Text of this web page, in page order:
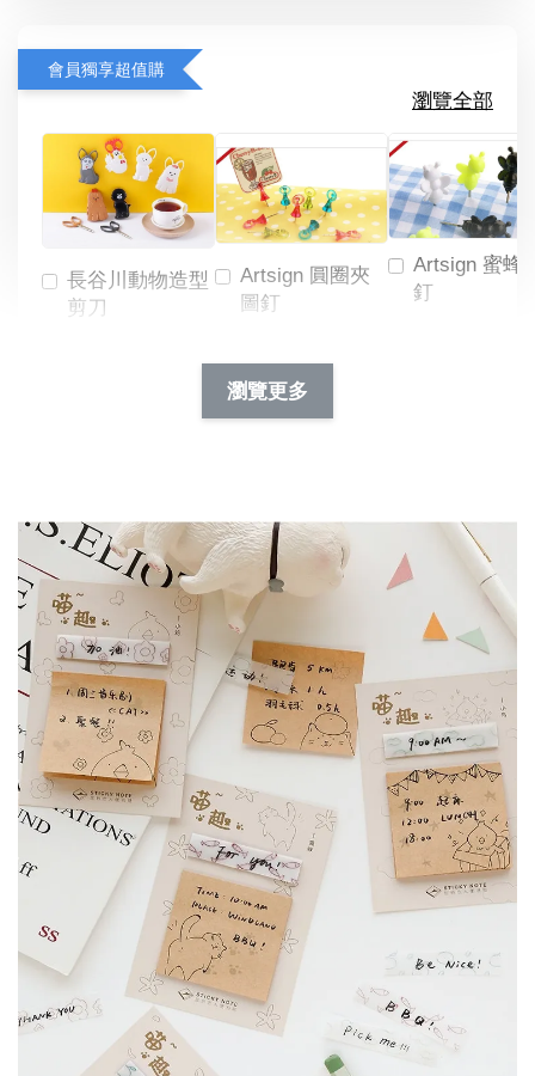
會員獨享超值購
瀏覽全部
長谷川動物造型
剪刀
Artsign 圓圈夾
圖釘
NT$ 19.00
NT$ 66.00
Artsign 蜜蜂
釘
瀏覽更多